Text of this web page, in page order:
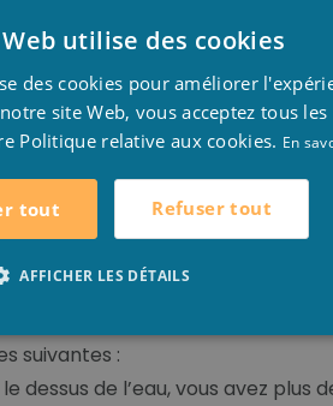
échelle :
que le volet roulant
:
suivantes :
de l’eau, vous avez plus
utilise des cookies
des cookies pour améliorer
site Web, vous acceptez tous les
Politique relative aux cookies. En
tout Refuser tout
AFFICHER LES DÉTAILS